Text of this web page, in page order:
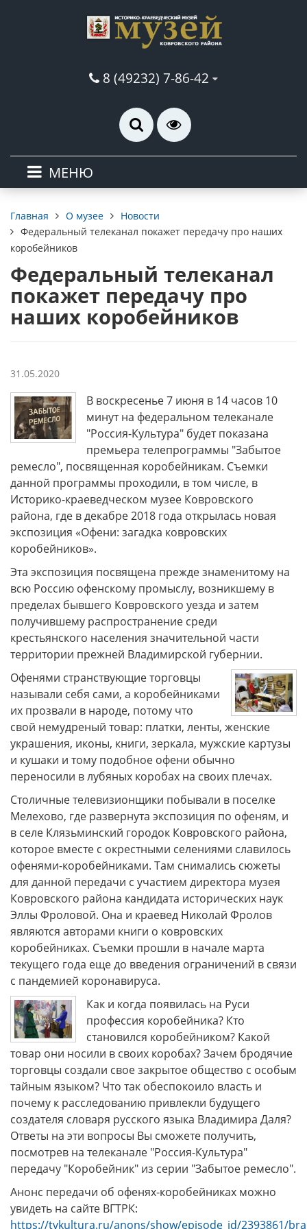
8 (49232) 7-86-42
МЕНЮ
Главная О музее
Новости
Федеральный телеканал покажет передачу про наших
коробейников
Федеральный телеканал
покажет передачу про
наших коробейников
31.05.2020
В воскресенье 7 июня в 14 часов 10
минут на федеральном телеканале
"Россия-Культура" будет показана
премьера телепрограммы "Забытое
ремесло", посвященная коробейникам. Съемки
данной программы проходили, в том числе, в
Историко-краеведческом музее Ковровского
района, где в декабре 2018 года открылась новая
экспозиция «Офени: загадка ковровских
коробейников».
Эта экспозиция посвящена прежде знаменитому на
всю Россию офенскому промыслу, возникшему в
пределах бывшего Ковровского уезда и затем
получившему распространение среди
крестьянского населения значительной части
территории прежней Владимирской губернии.
Офенями странствующие торговцы
называли себя сами, а коробейниками
их прозвали в народе, потому что
свой немудреный товар: платки, ленты, женские
украшения, иконы, книги, зеркала, мужские картузы
и кушаки и тому подобное офени обычно
переносили в лубяных коробах на своих плечах.
Столичные телевизионщики побывали в поселке
Мелехово, где развернута экспозиция по офеням, и
в селе Клязьминский городок Ковровского района,
которое вместе с окрестными селениями славилось
офенями-коробейниками. Там снимались сюжеты
для данной передачи с участием директора музея
Ковровского района кандидата исторических наук
Эллы Фроловой. Она и краевед Николай Фролов
являются авторами книги о ковровских
коробейниках. Съемки прошли в начале марта
текущего года еще до введения ограничений в связи
с пандемией коронавируса.
Как и когда появилась на Руси
профессия коробейника? Кто
становился коробейником? Какой
товар они носили в своих коробах? Зачем бродячие
торговцы создали свое закрытое общество с особым
тайным языком? Что так обеспокоило власть и
почему к расследованию привлекли будущего
создателя словаря русского языка Владимира Даля?
Ответы на эти вопросы Вы сможете получить,
посмотрев на телеканале "Россия-Культура"
передачу "Коробейник" из серии "Забытое ремесло".
Анонс передачи об офенях-коробейниках можно
увидеть на сайте ВГТРК:
https://tvkultura.ru/anons/show/episode_id/2393861/